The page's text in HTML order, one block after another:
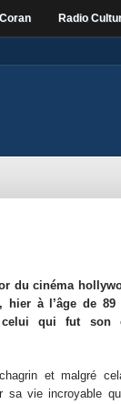
Radio
du cinéma
hier à l’âge de 89
qui fut son
et malgré
sa vie incroyable